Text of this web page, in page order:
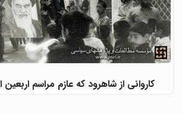
کاروانی از شاهرود که عازم مراسم اربعین